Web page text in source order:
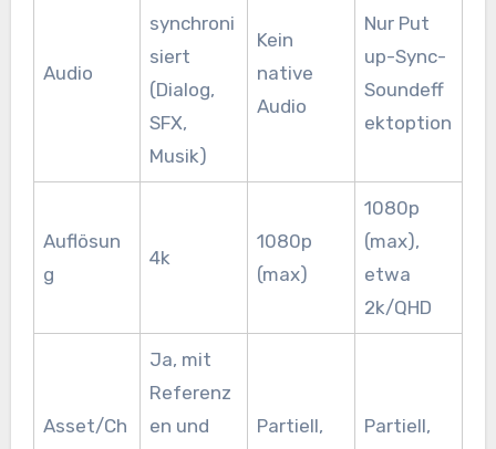
Audio
synchroni
siert
(Dialog,
SFX,
Musik)
Kein
native
Audio
Nur Put
up-Sync-
Soundeff
ektoption
Auflösun
g
4k
1080p
(max)
1080p
(max),
etwa
2k/QHD
Asset/Ch
Ja, mit
Referenz
en und
Partiell,
Partiell,